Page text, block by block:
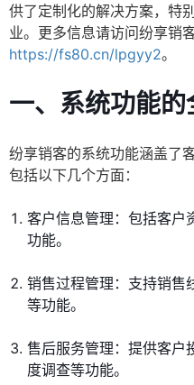
供了定制化的解决方案，特
业。更多信息请访问纷享销客
https://fs80.cn/lpgyy2。
一、系统功能的
纷享销客的系统功能涵盖了
包括以下几个方面：
客户信息管理：包括客户
功能。
销售过程管理：支持销售
等功能。
售后服务管理：提供客户
度调查等功能。